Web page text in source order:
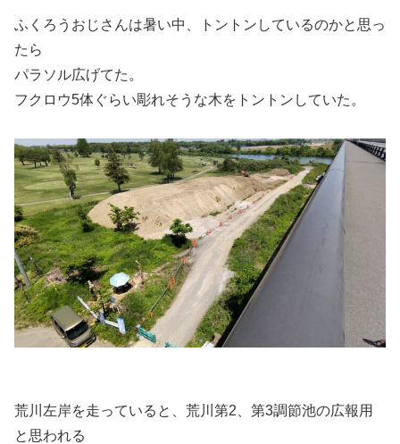
ふくろうおじさんは暑い中、トントンしているのかと思っ
たら
パラソル広げてた。
フクロウ5体ぐらい彫れそうな木をトントンしていた。
荒川左岸を走っていると、荒川第2、第3調節池の広報用
と思われる